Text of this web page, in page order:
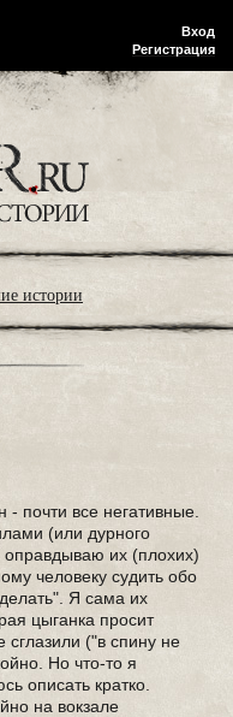
Вход
Регистрация
истории
почти все негативные.
(или дурного
оправдываю их (плохих)
человеку судить обо
Я сама их
цыганка просит
("в спину не
Но что-то я
описать кратко.
на вокзале